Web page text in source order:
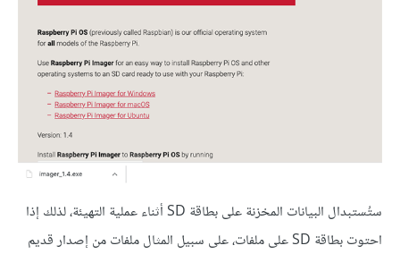
ستُستبدال البيانات المخزنة على بطاقة SD أثناء عملية التهيئة، لذلك إذا
احتوت بطاقة SD على ملفات، على سبيل المثال ملفات من إصدار قديم